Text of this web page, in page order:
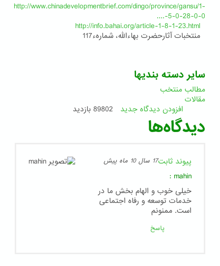
http://www.chinadevelopmentbrief.com/dingo/province/gansu/1-
5-0-28-0-0-....
http://info.bahai.org/article-1-8-1-23.html
منتخبات آثارحضرت بهاءالله، شمارهء117
سایر دسته بندیها
مطالب منتخب
مقالات
افزودن دیدگاه جدید
89802 بازدید
دیدگاه‌ها
پیوند ثابت17 سال 10 ماه پیش
mahin
:
خیلی خوب و الهام بخش ما در
خدمات توسعه و رفاه اجتماعی
است. ممنونم
پاسخ